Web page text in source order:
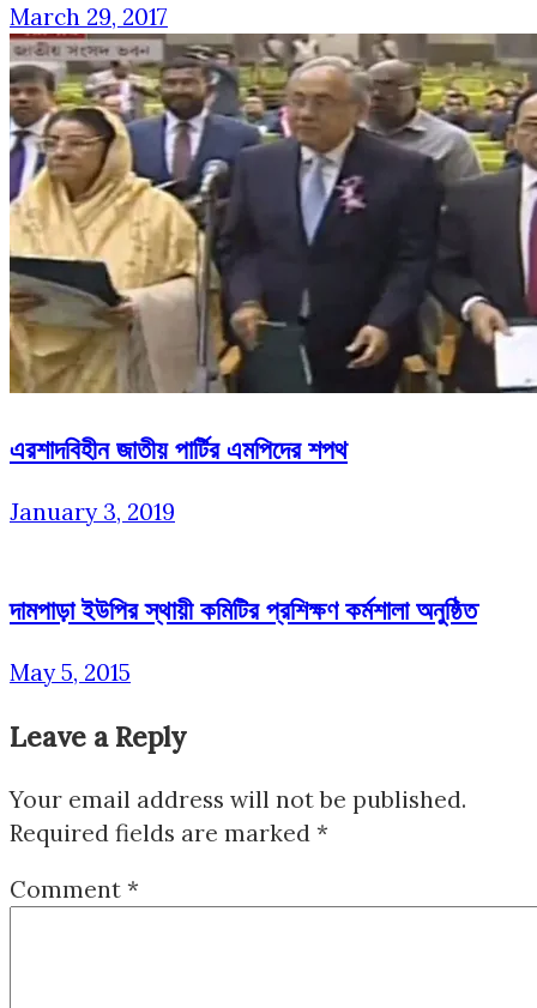
March 29, 2017
এরশাদবিহীন জাতীয় পার্টির এমপিদের শপথ
January 3, 2019
দামপাড়া ইউপির স্থায়ী কমিটির প্রশিক্ষণ কর্মশালা অনুষ্ঠিত
May 5, 2015
Leave a Reply
Your email address will not be published.
Required fields are marked *
Comment *